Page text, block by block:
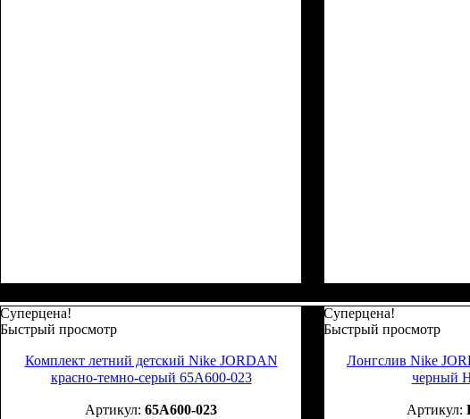
Суперцена!
Быстрый просмотр
Комплект летний детский Nike JORDAN
красно-темно-серый 65A600-023
65A600-023
Суперцена!
Быстрый просмотр
Лонгслив Nike
черный